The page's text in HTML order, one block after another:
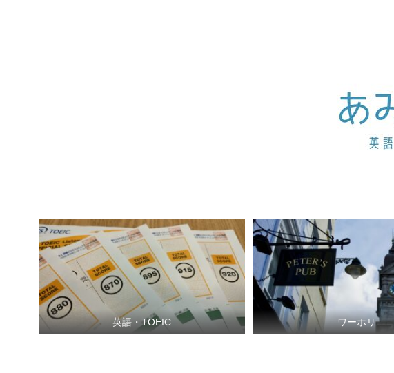
英語・TOEIC ワーホリ